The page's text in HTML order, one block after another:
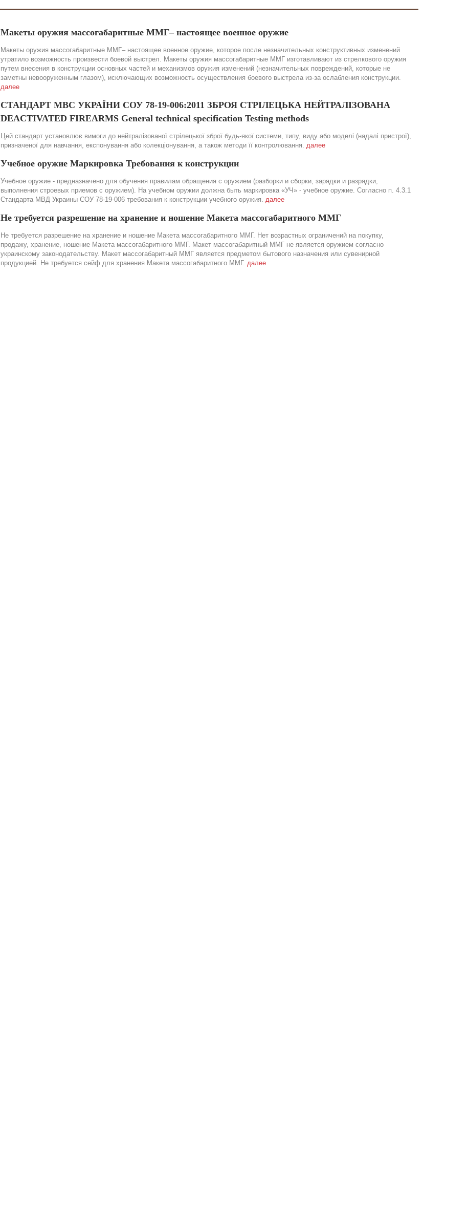
Макеты оружия массогабаритные ММГ– настоящее военное оружие
Макеты оружия массогабаритные ММГ– настоящее военное оружие, которое после незначительных конструктивных изменений
утратило возможность произвести боевой выстрел. Макеты оружия массогабаритные ММГ изготавливают из стрелкового оружия
путем внесения в конструкции основных частей и механизмов оружия изменений (незначительных повреждений, которые не
заметны невооруженным глазом), исключающих возможность осуществления боевого выстрела из-за ослабления конструкции.
далее
СТАНДАРТ МВС УКРАЇНИ СОУ 78-19-006:2011 ЗБРОЯ СТРІЛЕЦЬКА НЕЙТРАЛІЗОВАНА
DEACTIVATED FIREARMS General technical specification Testing methods
Цей стандарт установлює вимоги до нейтралізованої стрілецької зброї будь-якої системи, типу, виду або моделі (надалі пристрої),
призначеної для навчання, експонування або колекціонування, а також методи її контролювання. далее
Учебное оружие Маркировка Требования к конструкции
Учебное оружие - предназначено для обучения правилам обращения с оружием (разборки и сборки, зарядки и разрядки,
выполнения строевых приемов с оружием). На учебном оружии должна быть маркировка «УЧ» - учебное оружие. Согласно п. 4.3.1
Стандарта МВД Украины СОУ 78-19-006 требования к конструкции учебного оружия. далее
Не требуется разрешение на хранение и ношение Макета массогабаритного ММГ
Не требуется разрешение на хранение и ношение Макета массогабаритного ММГ. Нет возрастных ограничений на покупку,
продажу, хранение, ношение Макета массогабаритного ММГ. Макет массогабаритный ММГ не является оружием согласно
украинскому законодательству. Макет массогабаритный ММГ является предметом бытового назначения или сувенирной
продукцией. Не требуется сейф для хранения Макета массогабаритного ММГ. далее